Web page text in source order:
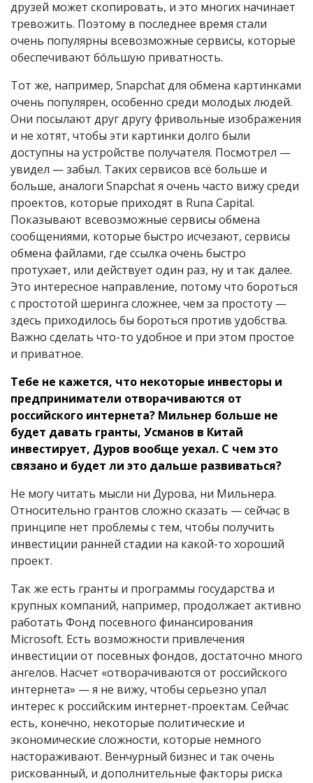
друзей может скопировать, и это многих начинает
тревожить. Поэтому в последнее время стали
очень популярны всевозможные сервисы, которые
обеспечивают бóльшую приватность.
Тот же, например, Snapchat для обмена картинками
очень популярен, особенно среди молодых людей.
Они посылают друг другу фривольные изображения
и не хотят, чтобы эти картинки долго были
доступны на устройстве получателя. Посмотрел —
увидел — забыл. Таких сервисов всё больше и
больше, аналоги Snapchat я очень часто вижу среди
проектов, которые приходят в Runa Capital.
Показывают всевозможные сервисы обмена
сообщениями, которые быстро исчезают, сервисы
обмена файлами, где ссылка очень быстро
протухает, или действует один раз, ну и так далее.
Это интересное направление, потому что бороться
с простотой шеринга сложнее, чем за простоту —
здесь приходилось бы бороться против удобства.
Важно сделать что-то удобное и при этом простое
и приватное.
Тебе не кажется, что некоторые инвесторы и
предприниматели отворачиваются от
российского интернета? Мильнер больше не
будет давать гранты, Усманов в Китай
инвестирует, Дуров вообще уехал. С чем это
связано и будет ли это дальше развиваться?
Не могу читать мысли ни Дурова, ни Мильнера.
Относительно грантов сложно сказать — сейчас в
принципе нет проблемы с тем, чтобы получить
инвестиции ранней стадии на какой-то хороший
проект.
Так же есть гранты и программы государства и
крупных компаний, например, продолжает активно
работать Фонд посевного финансирования
Microsoft. Есть возможности привлечения
инвестиции от посевных фондов, достаточно много
ангелов. Насчет «отворачиваются от российского
интернета» — я не вижу, чтобы серьезно упал
интерес к российским интернет-проектам. Сейчас
есть, конечно, некоторые политические и
экономические сложности, которые немного
настораживают. Венчурный бизнес и так очень
рискованный, и дополнительные факторы риска